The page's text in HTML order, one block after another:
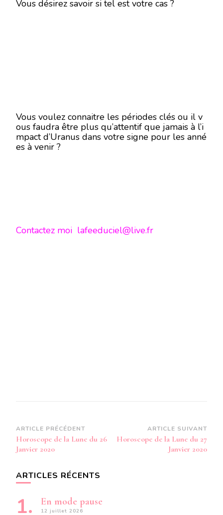
Vous désirez savoir si tel est votre cas ?
Vous voulez connaitre les périodes clés ou il v
ous faudra être plus qu’attentif que jamais à l’i
mpact d’Uranus dans votre signe pour les anné
es à venir ?
Contactez moi lafeeduciel@live.fr
Navigation
d’article
ARTICLE PRÉCÉDENT
Horoscope de la Lune du 26
Janvier 2020
ARTICLE SUIVANT
Horoscope de la Lune du 27
Janvier 2020
ARTICLES RÉCENTS
En mode pause
12 juillet 2026